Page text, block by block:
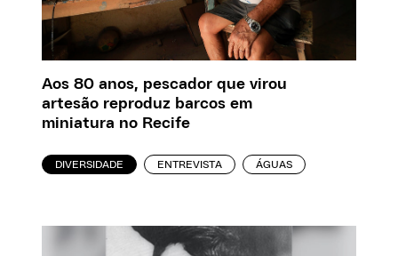
Aos 80 anos, pescador que virou
artesão reproduz barcos em
miniatura no Recife
DIVERSIDADE ENTREVISTA ÁGUAS